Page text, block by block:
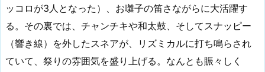
ッコロが3人となった）、お囃子の笛さながらに大活躍す
る。その裏では、チャンチキや和太鼓、そしてスナッピー
（響き線）を外したスネアが、リズミカルに打ち鳴らされ
ていて、祭りの雰囲気を盛り上げる。なんとも賑々しく